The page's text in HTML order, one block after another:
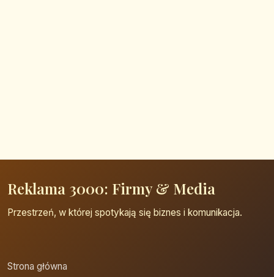
Reklama 3000: Firmy & Media
Przestrzeń, w której spotykają się biznes i komunikacja.
Strona główna